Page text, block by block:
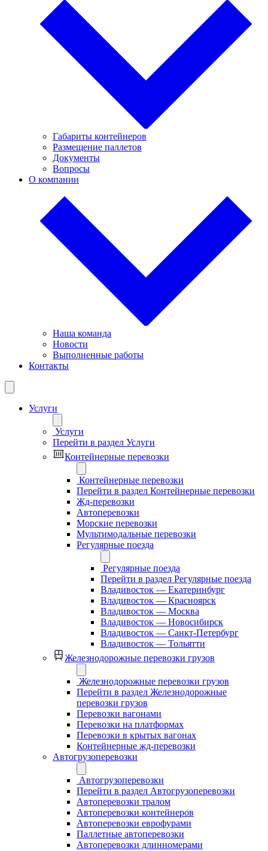
Габариты контейнеров
Размещение паллетов
Документы
Вопросы
О компании
Наша команда
Новости
Выполненные работы
Контакты
Услуги
Услуги
Перейти в раздел Услуги
Контейнерные перевозки
Контейнерные перевозки
Перейти в раздел Контейнерные перевозки
Жд-перевозки
Автоперевозки
Морские перевозки
Мультимодальные перевозки
Регулярные поезда
Регулярные поезда
Перейти в раздел Регулярные поезда
Владивосток — Екатеринбург
Владивосток — Красноярск
Владивосток — Москва
Владивосток — Новосибирск
Владивосток — Санкт-Петербург
Владивосток — Тольятти
Железнодорожные перевозки грузов
Железнодорожные перевозки грузов
Перейти в раздел Железнодорожные
перевозки грузов
Перевозки вагонами
Перевозки на платформах
Перевозки в крытых вагонах
Контейнерные жд-перевозки
Автогрузоперевозки
Автогрузоперевозки
Перейти в раздел Автогрузоперевозки
Автоперевозки тралом
Автоперевозки контейнеров
Автоперевозки еврофурами
Паллетные автоперевозки
Автоперевозки длинномерами